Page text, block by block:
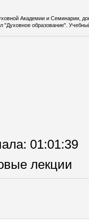
Академии и Семинарии,
образование".
: 01:01:39
лекции